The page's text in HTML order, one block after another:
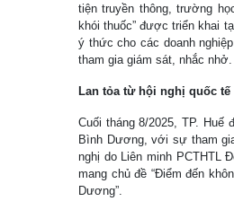
tiện truyền thông, trường
khói thuốc” được triển khai
ý thức cho các doanh
tham gia giám sát, nhắc nhở.
Lan tỏa từ hội nghị quốc tế
Cuối tháng 8/2025, TP. Huế
Bình Dương, với sự tham
nghị do Liên minh PCTHTL
mang chủ đề “Điểm đến
Dương”.